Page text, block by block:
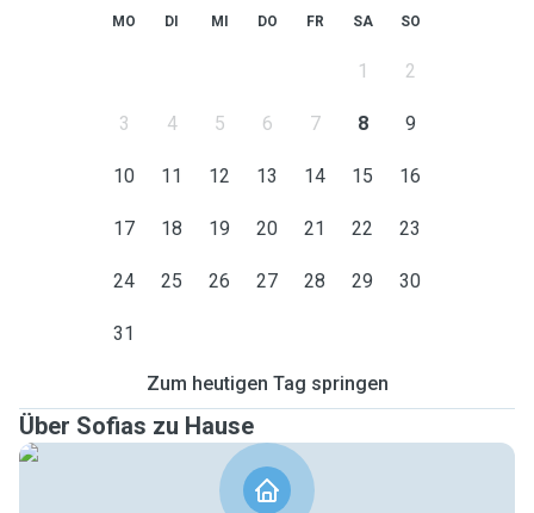
MO DI MI DO FR SA SO
1 2
3 4 5 6 7 8 9
10 11 12 13 14 15 16
17 18 19 20 21 22 23
24 25 26 27 28 29 30
31
Zum heutigen Tag springen
Über Sofias zu Hause